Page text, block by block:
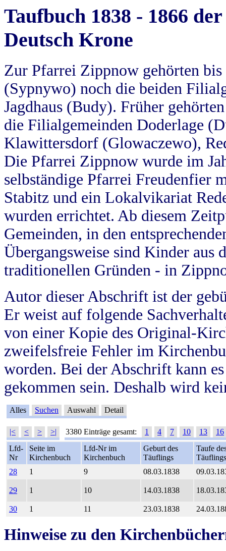
Taufbuch 1838 - 1866
Deutsch Krone
Zur Pfarrei Zippnow gehörten
(Sypnywo) noch die beiden
Jagdhaus (Budy). Früher
die Filialgemeinden Doderlage
Klawittersdorf (Glowaczewo),
Die Pfarrei Zippnow wurde im
selbständige Pfarrei Freudenfier
Stabitz und ein Lokalvikariat
wurden errichtet. Ab diesem
Gemeinden, in den
Übergangsweise sind Kinder aus
traditionellen Gründen - in
Autor dieser Abschrift ist der
Er weist auf folgende
von einer Kopie des Original-
zweifelsfreie Fehler im
worden. Bei der Abschrift kann
gekommen sein. Deshalb wird
Alles Suchen Auswahl Detail
|< < > >| 3380 Einträge gesamt: 1 4 7 10 13
16
Lfd-
Nr
Seite im
Kirchenbuch
Lfd-Nr im
Kirchenbuch
Geburt des
Täuflings
Taufe
Täuflings
28
1 9 08.03.1838
29 1 10 14.03.1838
30 1 11 23.03.1838
Hinweise zu den